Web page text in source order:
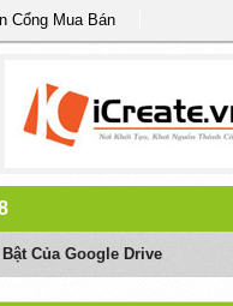
Cổng Mua Bán
Của Google Drive